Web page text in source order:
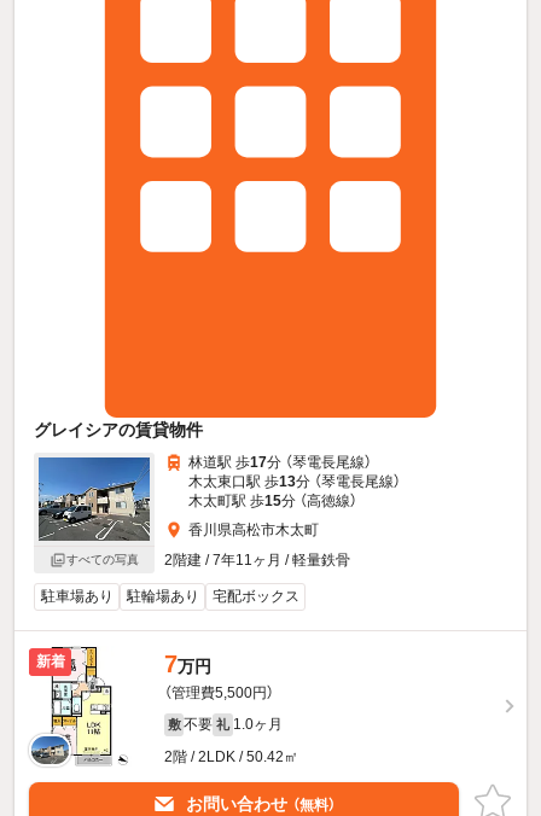
グレイシアの賃貸物件
すべての写真
林道駅 歩17分 （琴電長尾線）
木太東口駅 歩13分 （琴電長尾線）
木太町駅 歩15分 （高徳線）
香川県高松市木太町
2階建 / 7年11ヶ月 / 軽量鉄骨
駐車場あり 駐輪場あり 宅配ボックス
新着 7万円
（管理費5,500円）
敷 不要 礼 1.0ヶ月
2階 / 2LDK / 50.42㎡
お問い合わせ （無料）